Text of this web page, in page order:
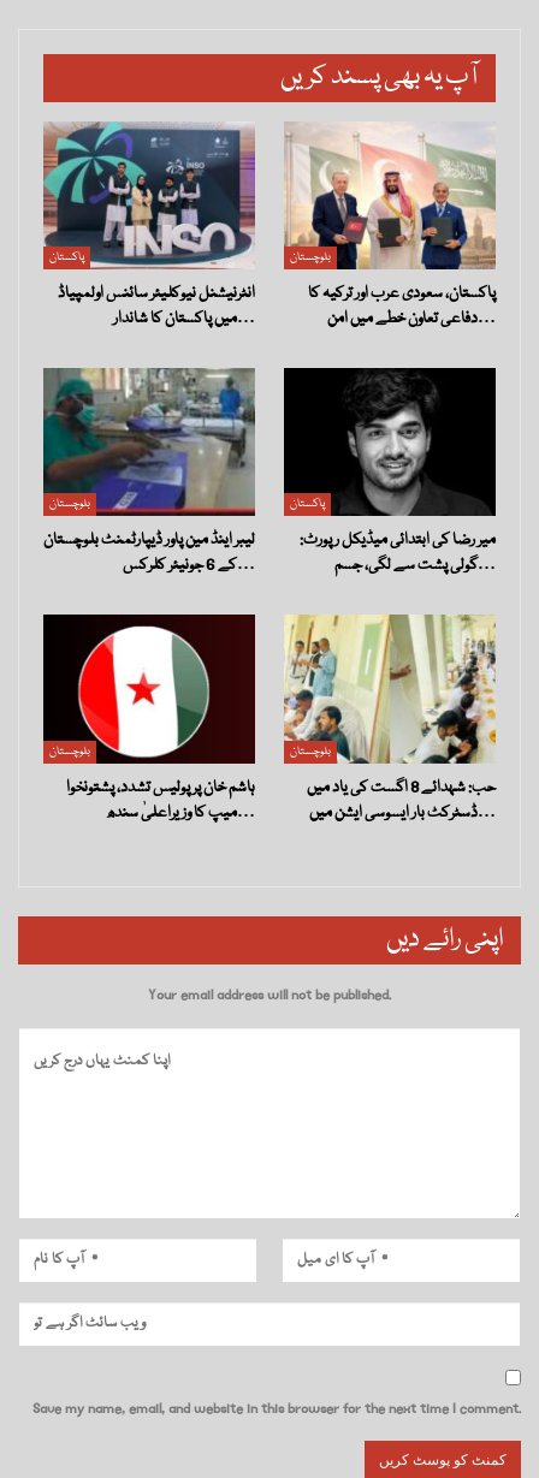
آپ یہ بھی پسند کریں
پاکستان
انٹرنیشنل نیوکلیئر سائنس اولمپیاڈ
میں پاکستان کا شاندار…
بلوچستان
پاکستان، سعودی عرب اور ترکیہ کا
دفاعی تعاون خطے میں امن…
بلوچستان
لیبر اینڈ مین پاور ڈیپارٹمنٹ بلوچستان
کے 6 جونیئر کلرکس…
پاکستان
میر رضا کی ابتدائی میڈیکل رپورٹ:
گولی پشت سے لگی، جسم…
بلوچستان
ہاشم خان پر پولیس تشدد، پشتونخوا
میپ کا وزیراعلیٰ سندھ…
بلوچستان
حب: شہدائے 8 اگست کی یاد میں
ڈسٹرکٹ بار ایسوسی ایشن میں…
اپنی رائے دیں
Your email address will not be published.
Save my name, email, and website in this browser for the next time I comment.